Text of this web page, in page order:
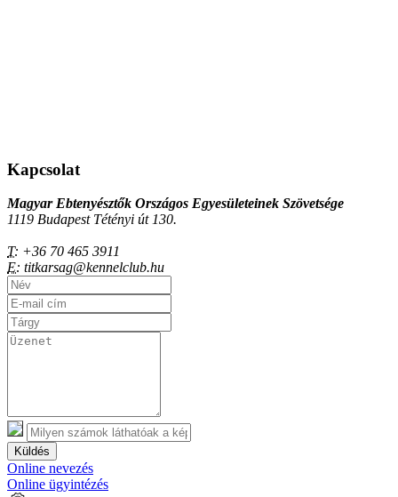
Kapcsolat
Magyar Ebtenyésztők Országos Egyesületeinek Szövetsége
1119 Budapest Tétényi út 130.
T: +36 70 465 3911
E: titkarsag@kennelclub.hu
Küldés
Online nevezés
Online ügyintézés